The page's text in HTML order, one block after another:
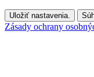
Uložiť nastavenia.
Zásady ochrany